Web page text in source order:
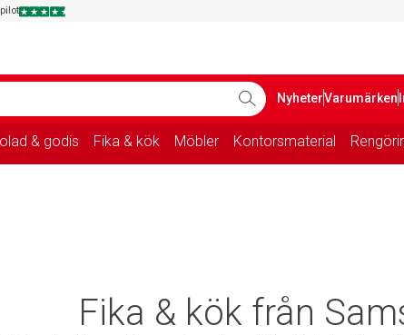
NyheterVarumärken
& godis Fika & kök Möbler Kontorsmaterial
Fika & kök från